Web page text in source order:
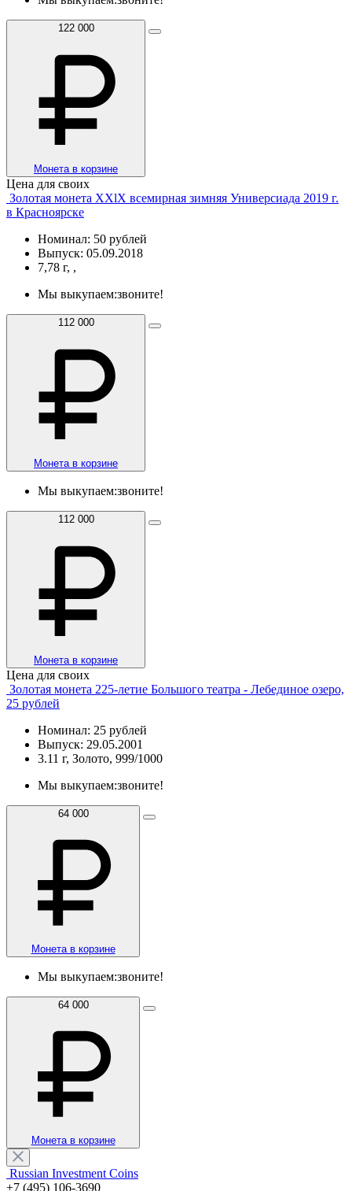
122 000
Монета в корзине
Цена для своих
Золотая монета XXlX всемирная зимняя Универсиада 2019 г.
в Красноярске
Номинал: 50 рублей
Выпуск: 05.09.2018
7,78 г, ,
Мы выкупаем:звоните!
112 000
Монета в корзине
Мы выкупаем:звоните!
112 000
Монета в корзине
Цена для своих
Золотая монета 225-летие Большого театра - Лебединое озеро,
25 рублей
Номинал: 25 рублей
Выпуск: 29.05.2001
3.11 г, Золото, 999/1000
Мы выкупаем:звоните!
64 000
Монета в корзине
Мы выкупаем:звоните!
64 000
Монета в корзине
Russian Investment Coins
+7 (495) 106-3690